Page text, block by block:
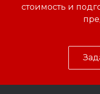
стоимость и